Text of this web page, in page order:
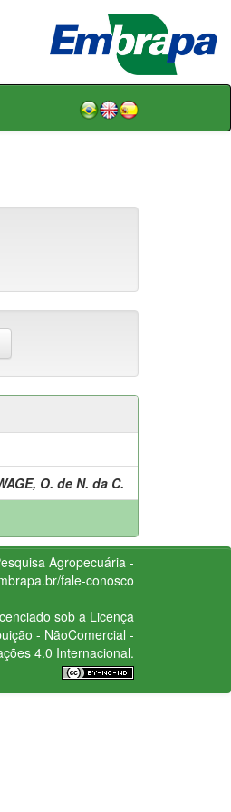
O. de N. da C.
Agropecuária -
fale-conosco
sob a Licença
- NãoComercial -
4.0 Internacional.